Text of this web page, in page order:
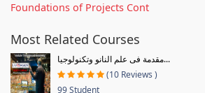
Foundations of Projects Cont
Most Related Courses
مقدمة فى علم النانو وتكنولوجيا...
(10 Reviews )
99 Student